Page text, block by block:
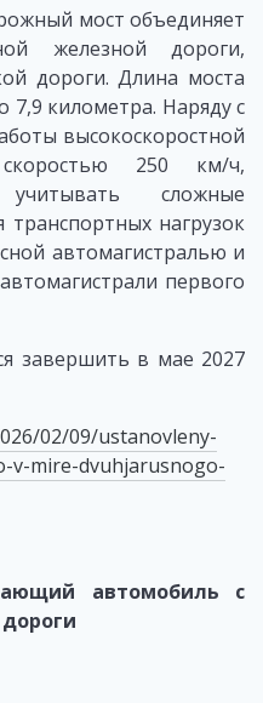
мост объединяет
железной дороги,
дороги. Длина моста
7,9 километра. Наряду с
высокоскоростной
250 км/ч,
сложные
транспортных нагрузок
автомагистралью и
первого
завершить в мае 2027
02/09/ustanovleny-
v-mire-dvuhjarusnogo-
автомобиль с